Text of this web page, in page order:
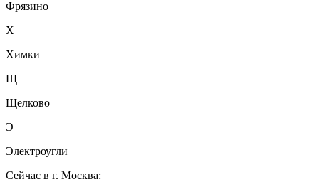
Фрязино
Х
Химки
Щ
Щелково
Э
Электроугли
Сейчас в г. Москва: